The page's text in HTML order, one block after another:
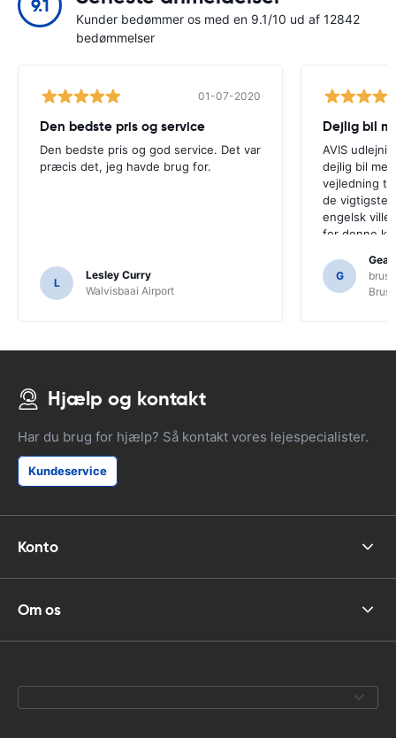
9.1
Kunder bedømmer os med en 9.1/10 ud af 12842
bedømmelser
01-07-2020
Den bedste pris og service
Den bedste pris og god service. Det var
præcis det, jeg havde brug for.
L
Lesley Curry
Walvisbaai Airport
AVIS
dejlig bil
vejledning
de vigtigste
engelsk
for denne
vejledning,
have regnet
G
Hjælp og kontakt
Har du brug for hjælp? Så kontakt vores lejespecialister.
Kundeservice
Konto
Om os